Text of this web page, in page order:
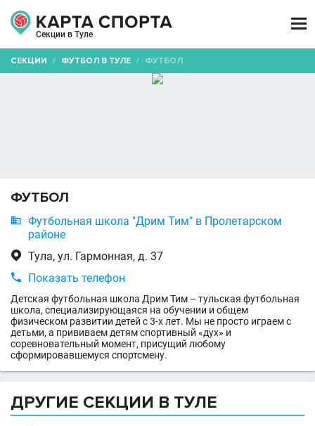
Секции в Туле

СЕКЦИИ / ФУТБОЛ В ТУЛЕ / ФУТБОЛ
ФУТБОЛ

Футбольная школа "Дрим Тим" в Пролетарском
районе
 Тула, ул. Гармонная, д. 37
 Показать телефон
Детская футбольная школа Дрим Тим – тульская футбольная
школа, специализирующаяся на обучении и общем
физическом развитии детей с 3-х лет. Мы не просто играем с
детьми, а прививаем детям спортивный «дух» и
соревновательный момент, присущий любому
сформировавшемуся спортсмену.
ДРУГИЕ СЕКЦИИ В ТУЛЕ